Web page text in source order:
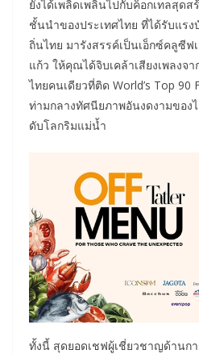
ยังได้เพลิดเพลินไปกับค็อกเทลสุด
ชั้นนำของประเทศไทย ที่ได้รับแร
ถิ่นไทย มารังสรรค์เป็นเอ็กซ์คลูซี
แก้ว ให้คุณได้จิบเคล้าเสียงเพลงจ
ไทยคนเดียวที่ติด World’s Top 90
ท่ามกลางทัศนียภาพอันงดงามของ
ดับโลกริมแม่น้ำ
ทั้งนี้ สุดยอดเชฟผู้เชี่ยวชาญด้านก